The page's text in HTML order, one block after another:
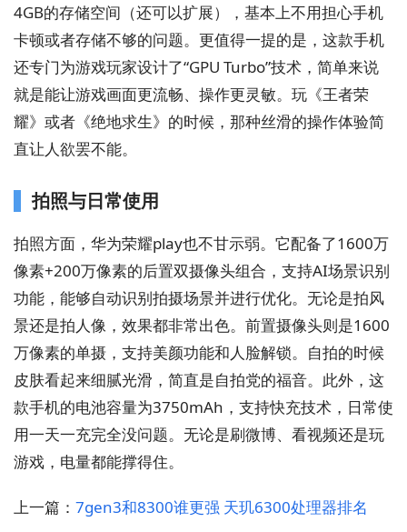
4GB的存储空间（还可以扩展），基本上不用担心手机
卡顿或者存储不够的问题。更值得一提的是，这款手机
还专门为游戏玩家设计了“GPU Turbo”技术，简单来说
就是能让游戏画面更流畅、操作更灵敏。玩《王者荣
耀》或者《绝地求生》的时候，那种丝滑的操作体验简
直让人欲罢不能。
拍照与日常使用
拍照方面，华为荣耀play也不甘示弱。它配备了1600万
像素+200万像素的后置双摄像头组合，支持AI场景识别
功能，能够自动识别拍摄场景并进行优化。无论是拍风
景还是拍人像，效果都非常出色。前置摄像头则是1600
万像素的单摄，支持美颜功能和人脸解锁。自拍的时候
皮肤看起来细腻光滑，简直是自拍党的福音。此外，这
款手机的电池容量为3750mAh，支持快充技术，日常使
用一天一充完全没问题。无论是刷微博、看视频还是玩
游戏，电量都能撑得住。
上一篇： 7gen3和8300谁更强 天玑6300处理器排名